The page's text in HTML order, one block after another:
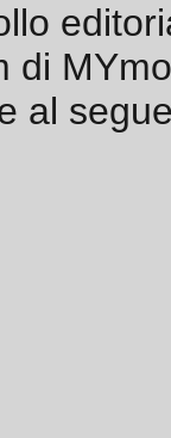
di
al